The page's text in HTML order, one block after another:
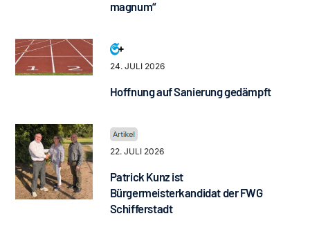
magnum“
24. JULI 2026
Hoffnung auf Sanierung gedämpft
22. JULI 2026
Patrick Kunz ist
Bürgermeisterkandidat der FWG
Schifferstadt